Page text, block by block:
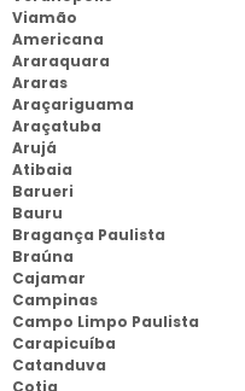
Viamão
Americana
Araraquara
Araras
Araçariguama
Araçatuba
Arujá
Atibaia
Barueri
Bauru
Bragança Paulista
Braúna
Cajamar
Campinas
Campo Limpo Paulista
Carapicuíba
Catanduva
Cotia